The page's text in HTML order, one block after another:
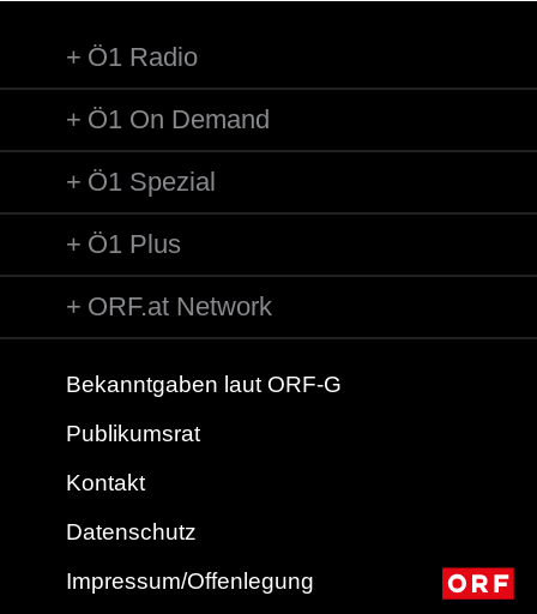
Ö1 Radio
Ö1 On Demand
Ö1 Spezial
Ö1 Plus
ORF.at Network
Bekanntgaben laut ORF-G
Publikumsrat
Kontakt
Datenschutz
Impressum/Offenlegung